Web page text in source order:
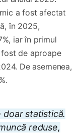
a fost afectat
în 2025,
iar în primul
de aproape
De asemenea,
doar statistică.
reduse,